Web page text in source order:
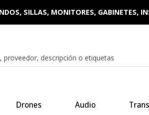
Drones Audio
SILLAS, MONITORES, GABINETES,